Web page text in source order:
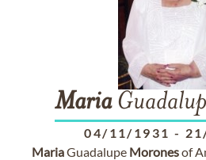
Maria
04/11/1931 -
MariaGuadalupe Moronesof